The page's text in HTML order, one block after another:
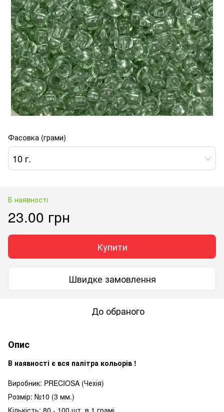
Фасовка (грами)
10 г.
В наявності
23.00 грн
Купити
Швидке замовлення
До обраного
Опис
В наявності є вся палітра кольорів !
Виробник: PRECIOSA (Чехія)
Розмір: №10 (3 мм.)